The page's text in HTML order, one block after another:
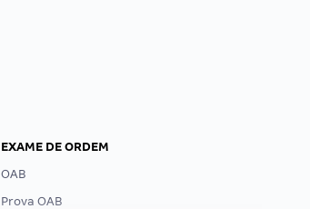
EXAME DE ORDEM
OAB
Prova OAB